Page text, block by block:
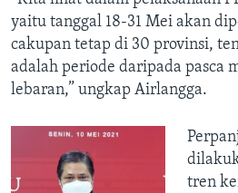
yaitu tanggal 18-31 Mei akan
cakupan tetap di 30 provinsi,
adalah periode daripada pasca
lebaran,” ungkap Airlangga.
tren